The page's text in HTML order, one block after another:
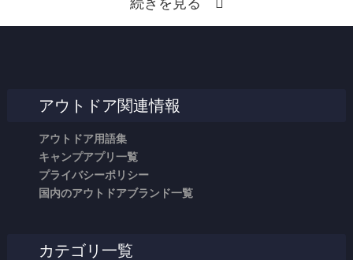
アウトドア関連情報
アウトドア用語集
キャンプアプリ一覧
プライバシーポリシー
国内のアウトドアブランド一覧
カテゴリ一覧